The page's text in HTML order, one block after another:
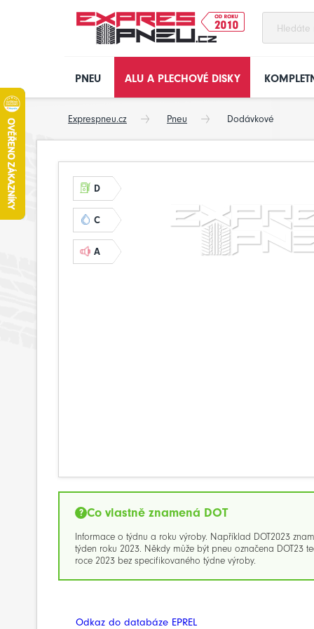
PNEU ALU A PLECHOVÉ DISKY
Exprespneu.cz Pneu Dodávkové
D
C
A
Co vlastně znamená DOT
Informace o týdnu a roku výroby. Například DOT2023
týden roku 2023. Někdy může být pneu označena DOT23
roce 2023 bez specifikovaného týdne výroby.
Odkaz do databáze EPREL